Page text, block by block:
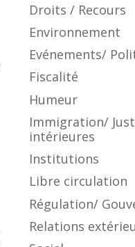
Droits / Recours
Environnement
Evénements/
Fiscalité
Humeur
Immigration/
intérieures
Institutions
Libre circulation
Régulation/
Relations